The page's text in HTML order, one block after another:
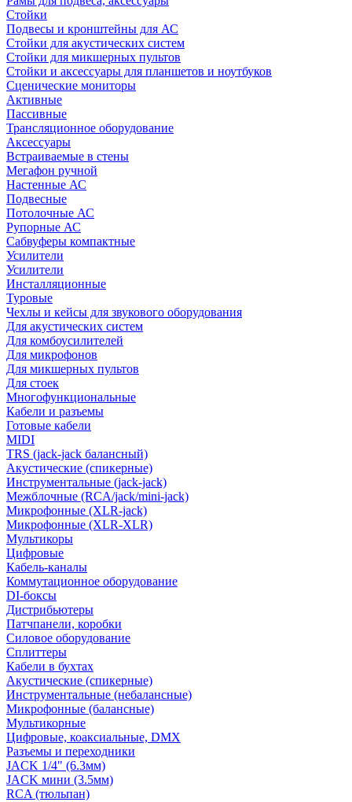
Стойки
Подвесы и кронштейны для АС
Стойки для акустических систем
Стойки для микшерных пультов
Стойки и аксессуары для планшетов и ноутбуков
Сценические мониторы
Активные
Пассивные
Трансляционное оборудование
Аксессуары
Встраиваемые в стены
Мегафон ручной
Настенные АС
Подвесные
Потолочные АС
Рупорные АС
Сабвуферы компактные
Усилители
Усилители
Инсталляционные
Туровые
Чехлы и кейсы для звукового оборудования
Для акустических систем
Для комбоусилителей
Для микрофонов
Для микшерных пультов
Для стоек
Многофункциональные
Кабели и разъемы
Готовые кабели
MIDI
TRS (jack-jack балансный)
Акустические (спикерные)
Инструментальные (jack-jack)
Межблочные (RCA/jack/mini-jack)
Микрофонные (XLR-jack)
Микрофонные (XLR-XLR)
Мультикоры
Цифровые
Кабель-каналы
Коммутационное оборудование
DI-боксы
Дистрибьютеры
Патчпанели, коробки
Силовое оборудование
Сплиттеры
Кабели в бухтах
Акустические (спикерные)
Инструментальные (небалансные)
Микрофонные (балансные)
Мультикорные
Цифровые, коаксиальные, DMX
Разъемы и переходники
JACK 1/4" (6.3мм)
JACK мини (3.5мм)
RCA (тюльпан)